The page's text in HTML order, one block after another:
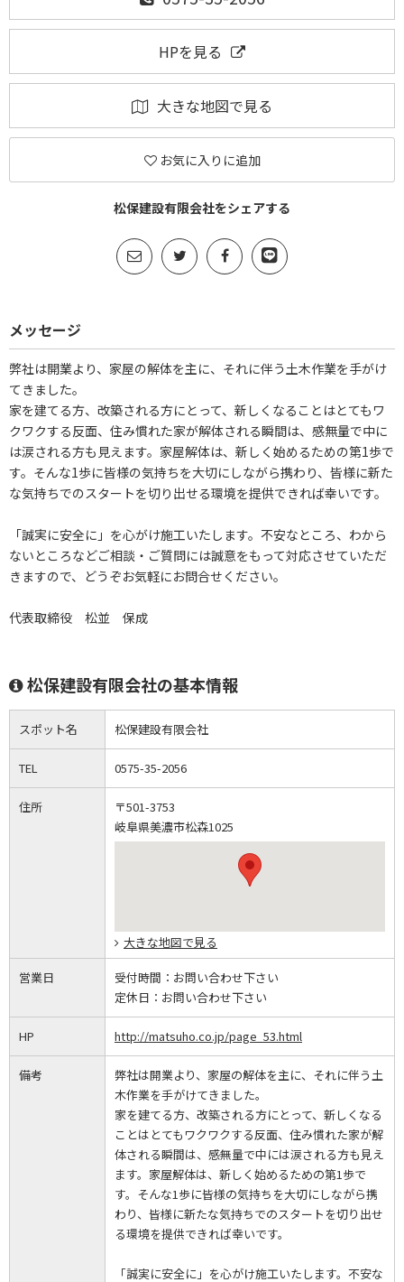
HPを見る
大きな地図で見る
お気に入りに追加
松保建設有限会社をシェアする
メッセージ
弊社は開業より、家屋の解体を主に、それに伴う土木作業を手がけ
てきました。
家を建てる方、改築される方にとって、新しくなることはとてもワ
クワクする反面、住み慣れた家が解体される瞬間は、感無量で中に
は涙される方も見えます。家屋解体は、新しく始めるための第1歩で
す。そんな1歩に皆様の気持ちを大切にしながら携わり、皆様に新た
な気持ちでのスタートを切り出せる環境を提供できれば幸いです。
「誠実に安全に」を心がけ施工いたします。不安なところ、わから
ないところなどご相談・ご質問には誠意をもって対応させていただ
きますので、どうぞお気軽にお問合せください。
代表取締役 松並 保成
松保建設有限会社の基本情報
スポット名 松保建設有限会社
TEL 0575-35-2056
住所
〒501-3753
岐阜県美濃市松森1025
大きな地図で見る
営業日 受付時間： お問い合わせ下さい
定休日： お問い合わせ下さい
HP http://matsuho.co.jp/page_53.html
備考
弊社は開業より、家屋の解体を主に、それに伴う土
木作業を手がけてきました。
家を建てる方、改築される方にとって、新しくなる
ことはとてもワクワクする反面、住み慣れた家が解
体される瞬間は、感無量で中には涙される方も見え
ます。家屋解体は、新しく始めるための第1歩で
す。そんな1歩に皆様の気持ちを大切にしながら携
わり、皆様に新たな気持ちでのスタートを切り出せ
る環境を提供できれば幸いです。
「誠実に安全に」を心がけ施工いたします。不安な